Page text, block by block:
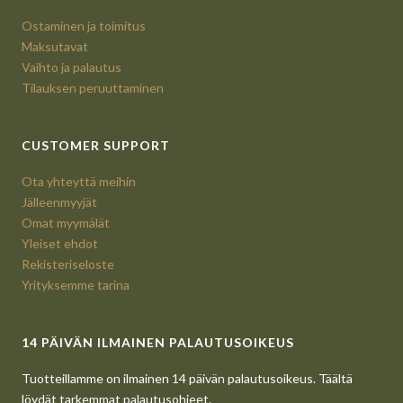
Ostaminen ja toimitus
Maksutavat
Vaihto ja palautus
Tilauksen peruuttaminen
CUSTOMER SUPPORT
Ota yhteyttä meihin
Jälleenmyyjät
Omat myymälät
Yleiset ehdot
Rekisteriseloste
Yrityksemme tarina
14 PÄIVÄN ILMAINEN PALAUTUSOIKEUS
Tuotteillamme on ilmainen 14 päivän palautusoikeus. Täältä
löydät tarkemmat palautusohjeet.